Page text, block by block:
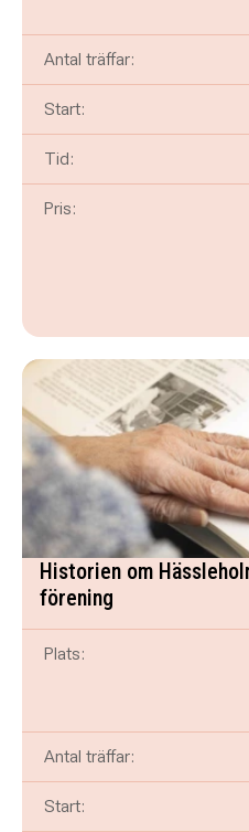
Antal träffar:
Start:
Tid:
Pris:
Historien om
förening
Plats:
Antal träffar:
Start: